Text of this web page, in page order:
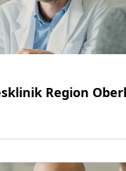
Region